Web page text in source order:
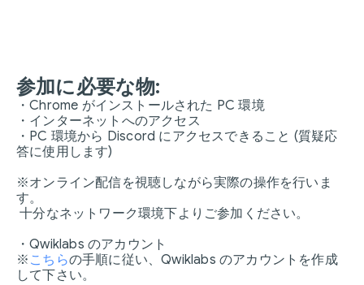
参加に必要な物:
・Chrome がインストールされた PC 環境
・インターネットへのアクセス
・PC 環境から Discord にアクセスできること (質疑応
答に使用します)
※オンライン配信を視聴しながら実際の操作を行いま
す。
十分なネットワーク環境下よりご参加ください。
・Qwiklabs のアカウント
※ こちらの手順に従い、Qwiklabs のアカウントを作成
して下さい。